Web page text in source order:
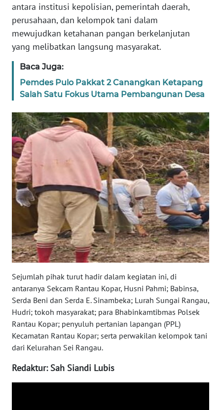
antara institusi kepolisian, pemerintah daerah,
perusahaan, dan kelompok tani dalam
mewujudkan ketahanan pangan berkelanjutan
yang melibatkan langsung masyarakat.
Baca Juga:
Pemdes Pulo Pakkat 2 Canangkan Ketapang
Salah Satu Fokus Utama Pembangunan Desa
Sejumlah pihak turut hadir dalam kegiatan ini, di
antaranya Sekcam Rantau Kopar, Husni Pahmi; Babinsa,
Serda Beni dan Serda E. Sinambeka; Lurah Sungai Rangau,
Hudri; tokoh masyarakat; para Bhabinkamtibmas Polsek
Rantau Kopar; penyuluh pertanian lapangan (PPL)
Kecamatan Rantau Kopar; serta perwakilan kelompok tani
dari Kelurahan Sei Rangau.
Redaktur: Sah Siandi Lubis
RIAU
WN
SERAMBI
WN
JAMBI
WN
SULTRA
WN
NTB
WN
SULTENG
WN
SULBAR
BABEL
SUMBAR
WN
SUMSEL